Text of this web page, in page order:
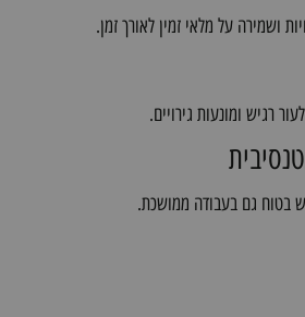
רגיש ומונעות גירויים.
בטוח גם בעבודה ממושכת.